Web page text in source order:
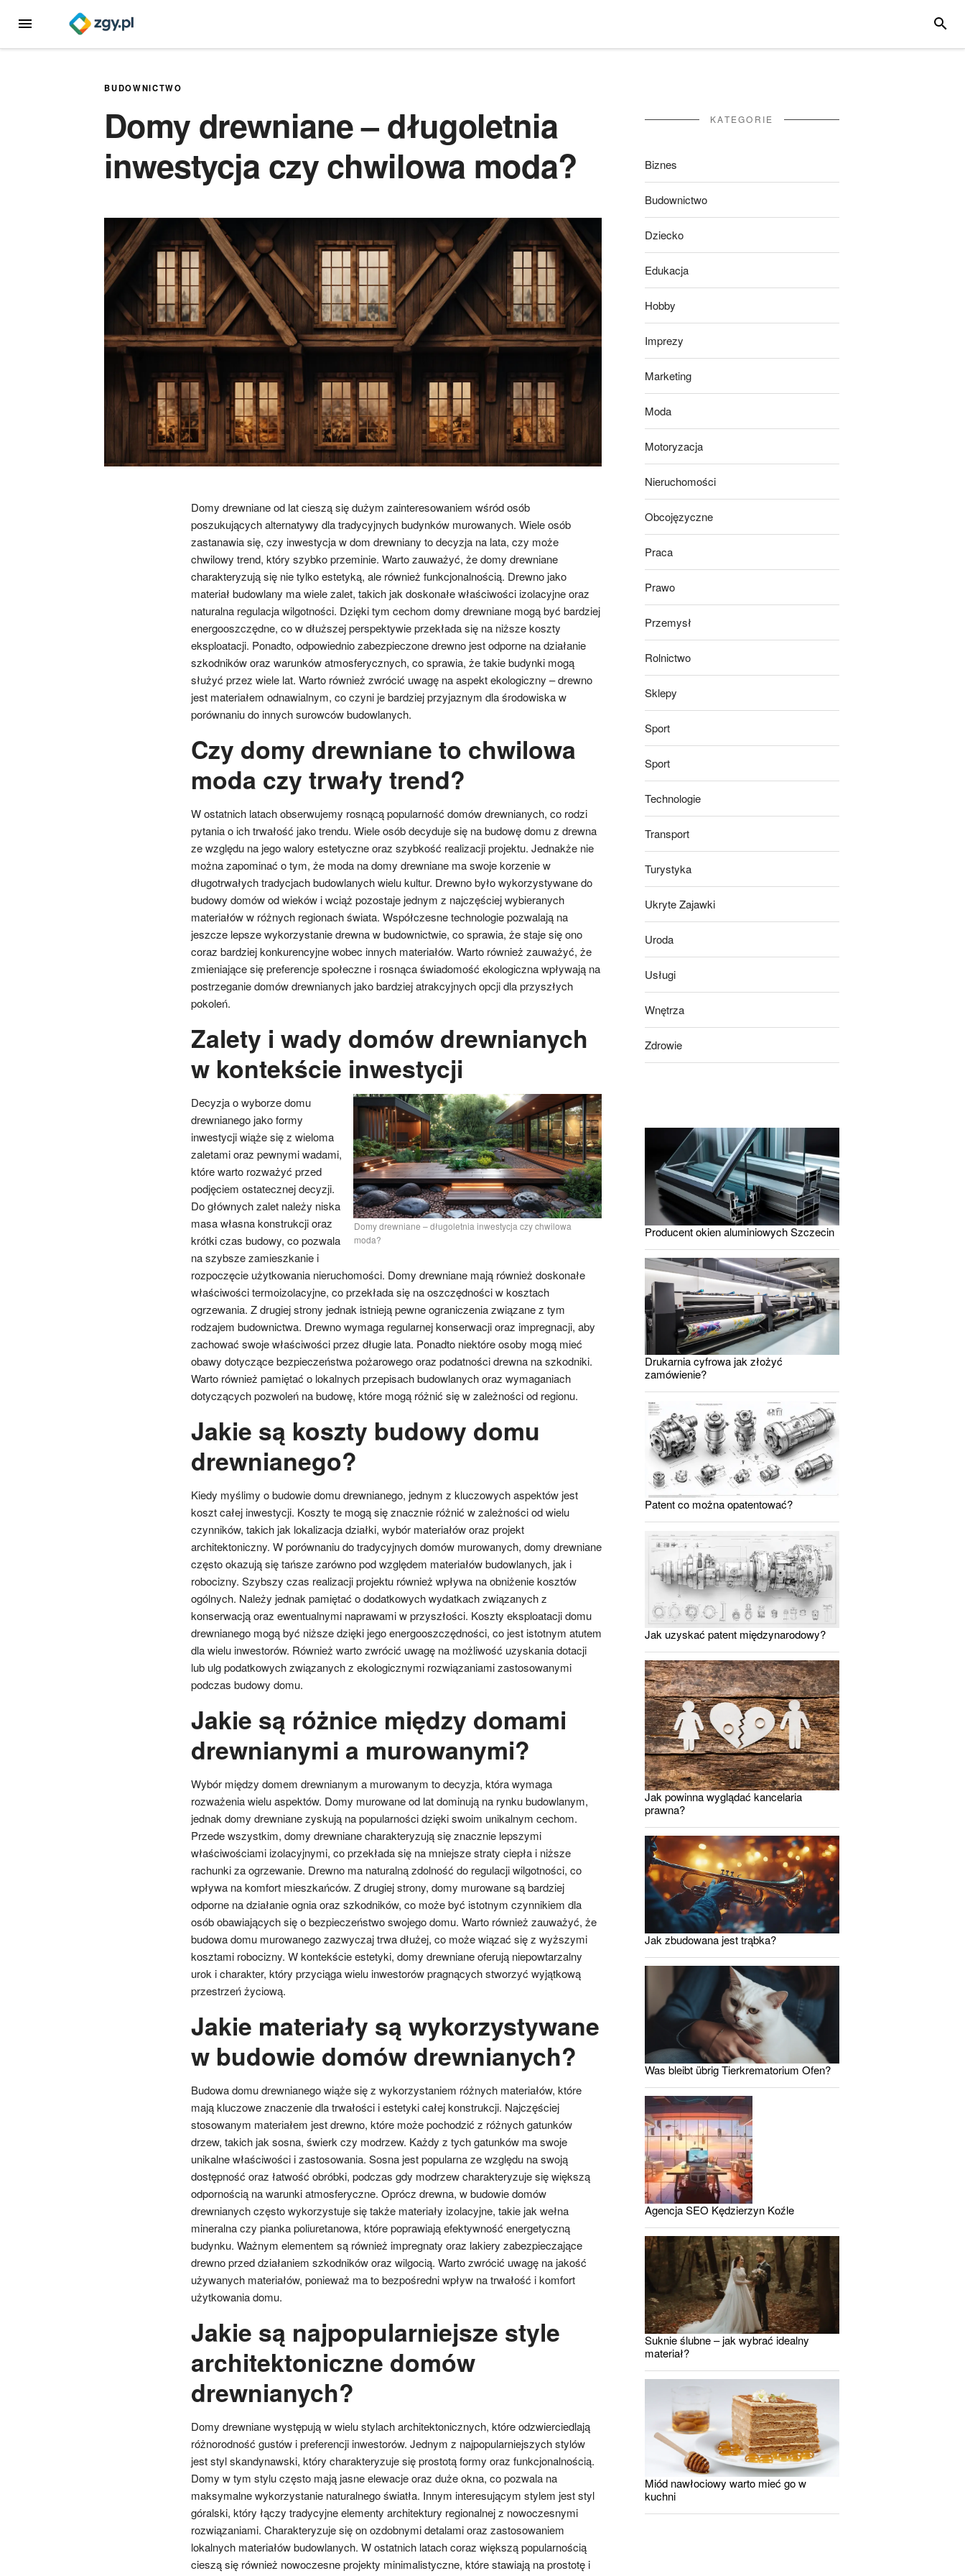
MENU
BUDOWNICTWO
Domy drewniane – długoletnia
inwestycja czy chwilowa moda?
Domy drewniane od lat cieszą się dużym zainteresowaniem wśród osób
poszukujących alternatywy dla tradycyjnych budynków murowanych. Wiele osób
zastanawia się, czy inwestycja w dom drewniany to decyzja na lata, czy może
chwilowy trend, który szybko przeminie. Warto zauważyć, że domy drewniane
charakteryzują się nie tylko estetyką, ale również funkcjonalnością. Drewno jako
materiał budowlany ma wiele zalet, takich jak doskonałe właściwości izolacyjne oraz
naturalna regulacja wilgotności. Dzięki tym cechom domy drewniane mogą być bardziej
energooszczędne, co w dłuższej perspektywie przekłada się na niższe koszty
eksploatacji. Ponadto, odpowiednio zabezpieczone drewno jest odporne na działanie
szkodników oraz warunków atmosferycznych, co sprawia, że takie budynki mogą
służyć przez wiele lat. Warto również zwrócić uwagę na aspekt ekologiczny – drewno
jest materiałem odnawialnym, co czyni je bardziej przyjaznym dla środowiska w
porównaniu do innych surowców budowlanych.
Czy domy drewniane to chwilowa
moda czy trwały trend?
W ostatnich latach obserwujemy rosnącą popularność domów drewnianych, co rodzi
pytania o ich trwałość jako trendu. Wiele osób decyduje się na budowę domu z drewna
ze względu na jego walory estetyczne oraz szybkość realizacji projektu. Jednakże nie
można zapominać o tym, że moda na domy drewniane ma swoje korzenie w
długotrwałych tradycjach budowlanych wielu kultur. Drewno było wykorzystywane do
budowy domów od wieków i wciąż pozostaje jednym z najczęściej wybieranych
materiałów w różnych regionach świata. Współczesne technologie pozwalają na
jeszcze lepsze wykorzystanie drewna w budownictwie, co sprawia, że staje się ono
coraz bardziej konkurencyjne wobec innych materiałów. Warto również zauważyć, że
zmieniające się preferencje społeczne i rosnąca świadomość ekologiczna wpływają na
postrzeganie domów drewnianych jako bardziej atrakcyjnych opcji dla przyszłych
pokoleń.
Zalety i wady domów drewnianych
w kontekście inwestycji
Domy drewniane – długoletnia inwestycja czy chwilowa
moda?
Decyzja o wyborze domu
drewnianego jako formy
inwestycji wiąże się z wieloma
zaletami oraz pewnymi wadami,
które warto rozważyć przed
podjęciem ostatecznej decyzji.
Do głównych zalet należy niska
masa własna konstrukcji oraz
krótki czas budowy, co pozwala
na szybsze zamieszkanie i
rozpoczęcie użytkowania nieruchomości. Domy drewniane mają również doskonałe
właściwości termoizolacyjne, co przekłada się na oszczędności w kosztach
ogrzewania. Z drugiej strony jednak istnieją pewne ograniczenia związane z tym
rodzajem budownictwa. Drewno wymaga regularnej konserwacji oraz impregnacji, aby
zachować swoje właściwości przez długie lata. Ponadto niektóre osoby mogą mieć
obawy dotyczące bezpieczeństwa pożarowego oraz podatności drewna na szkodniki.
Warto również pamiętać o lokalnych przepisach budowlanych oraz wymaganiach
dotyczących pozwoleń na budowę, które mogą różnić się w zależności od regionu.
Jakie są koszty budowy domu
drewnianego?
Kiedy myślimy o budowie domu drewnianego, jednym z kluczowych aspektów jest
koszt całej inwestycji. Koszty te mogą się znacznie różnić w zależności od wielu
czynników, takich jak lokalizacja działki, wybór materiałów oraz projekt
architektoniczny. W porównaniu do tradycyjnych domów murowanych, domy drewniane
często okazują się tańsze zarówno pod względem materiałów budowlanych, jak i
robocizny. Szybszy czas realizacji projektu również wpływa na obniżenie kosztów
ogólnych. Należy jednak pamiętać o dodatkowych wydatkach związanych z
konserwacją oraz ewentualnymi naprawami w przyszłości. Koszty eksploatacji domu
drewnianego mogą być niższe dzięki jego energooszczędności, co jest istotnym atutem
dla wielu inwestorów. Również warto zwrócić uwagę na możliwość uzyskania dotacji
lub ulg podatkowych związanych z ekologicznymi rozwiązaniami zastosowanymi
podczas budowy domu.
Jakie są różnice między domami
drewnianymi a murowanymi?
Wybór między domem drewnianym a murowanym to decyzja, która wymaga
rozważenia wielu aspektów. Domy murowane od lat dominują na rynku budowlanym,
jednak domy drewniane zyskują na popularności dzięki swoim unikalnym cechom.
Przede wszystkim, domy drewniane charakteryzują się znacznie lepszymi
właściwościami izolacyjnymi, co przekłada się na mniejsze straty ciepła i niższe
rachunki za ogrzewanie. Drewno ma naturalną zdolność do regulacji wilgotności, co
wpływa na komfort mieszkańców. Z drugiej strony, domy murowane są bardziej
odporne na działanie ognia oraz szkodników, co może być istotnym czynnikiem dla
osób obawiających się o bezpieczeństwo swojego domu. Warto również zauważyć, że
budowa domu murowanego zazwyczaj trwa dłużej, co może wiązać się z wyższymi
kosztami robocizny. W kontekście estetyki, domy drewniane oferują niepowtarzalny
urok i charakter, który przyciąga wielu inwestorów pragnących stworzyć wyjątkową
przestrzeń życiową.
Jakie materiały są wykorzystywane
w budowie domów drewnianych?
Budowa domu drewnianego wiąże się z wykorzystaniem różnych materiałów, które
mają kluczowe znaczenie dla trwałości i estetyki całej konstrukcji. Najczęściej
stosowanym materiałem jest drewno, które może pochodzić z różnych gatunków
drzew, takich jak sosna, świerk czy modrzew. Każdy z tych gatunków ma swoje
unikalne właściwości i zastosowania. Sosna jest popularna ze względu na swoją
dostępność oraz łatwość obróbki, podczas gdy modrzew charakteryzuje się większą
odpornością na warunki atmosferyczne. Oprócz drewna, w budowie domów
drewnianych często wykorzystuje się także materiały izolacyjne, takie jak wełna
mineralna czy pianka poliuretanowa, które poprawiają efektywność energetyczną
budynku. Ważnym elementem są również impregnaty oraz lakiery zabezpieczające
drewno przed działaniem szkodników oraz wilgocią. Warto zwrócić uwagę na jakość
używanych materiałów, ponieważ ma to bezpośredni wpływ na trwałość i komfort
użytkowania domu.
Jakie są najpopularniejsze style
architektoniczne domów
drewnianych?
Domy drewniane występują w wielu stylach architektonicznych, które odzwierciedlają
różnorodność gustów i preferencji inwestorów. Jednym z najpopularniejszych stylów
jest styl skandynawski, który charakteryzuje się prostotą formy oraz funkcjonalnością.
Domy w tym stylu często mają jasne elewacje oraz duże okna, co pozwala na
maksymalne wykorzystanie naturalnego światła. Innym interesującym stylem jest styl
góralski, który łączy tradycyjne elementy architektury regionalnej z nowoczesnymi
rozwiązaniami. Charakteryzuje się on ozdobnymi detalami oraz zastosowaniem
lokalnych materiałów budowlanych. W ostatnich latach coraz większą popularnością
cieszą się również nowoczesne projekty minimalistyczne, które stawiają na prostotę i
KATEGORIE
Biznes
Budownictwo
Dziecko
Edukacja
Hobby
Imprezy
Marketing
Moda
Motoryzacja
Nieruchomości
Obcojęzyczne
Praca
Prawo
Przemysł
Rolnictwo
Sklepy
Sport
Sport
Technologie
Transport
Turystyka
Ukryte Zajawki
Uroda
Usługi
Wnętrza
Zdrowie
Producent okien aluminiowych Szczecin
Drukarnia cyfrowa jak złożyć
zamówienie?
Patent co można opatentować?
Jak uzyskać patent międzynarodowy?
Jak powinna wyglądać kancelaria
prawna?
Jak zbudowana jest trąbka?
Was bleibt übrig Tierkrematorium Ofen?
Agencja SEO Kędzierzyn Koźle
Suknie ślubne – jak wybrać idealny
materiał?
Miód nawłociowy warto mieć go w
kuchni